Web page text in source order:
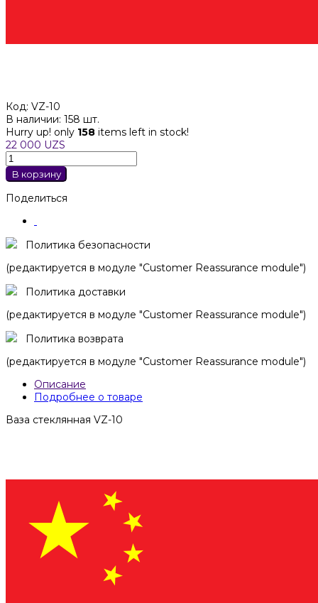
Код: VZ-10
В наличии: 158 шт.
Hurry up! only 158 items left in stock!
22 000 UZS
В корзину
Поделиться
Политика безопасности
(редактируется в модуле "Customer Reassurance module")
Политика доставки
(редактируется в модуле "Customer Reassurance module")
Политика возврата
(редактируется в модуле "Customer Reassurance module")
Описание
Подробнее о товаре
Ваза стеклянная VZ-10